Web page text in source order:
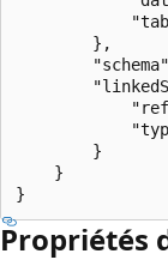
        },
        }
    }
Propriétés